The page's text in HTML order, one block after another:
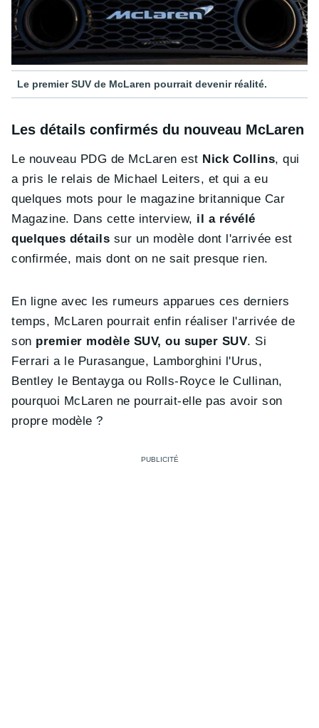
Le premier SUV de McLaren pourrait devenir réalité.
Les détails confirmés du nouveau McLaren
Le nouveau PDG de McLaren est Nick Collins, qui
a pris le relais de Michael Leiters, et qui a eu
quelques mots pour le magazine britannique Car
Magazine. Dans cette interview, il a révélé
quelques détails sur un modèle dont l'arrivée est
confirmée, mais dont on ne sait presque rien.
En ligne avec les rumeurs apparues ces derniers
temps, McLaren pourrait enfin réaliser l'arrivée de
son premier modèle SUV, ou super SUV. Si
Ferrari a le Purasangue, Lamborghini l'Urus,
Bentley le Bentayga ou Rolls-Royce le Cullinan,
pourquoi McLaren ne pourrait-elle pas avoir son
propre modèle ?